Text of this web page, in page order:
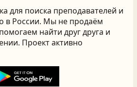
для поиска преподавателей и
в России. Мы не продаём
найти друг друга и
Проект активно